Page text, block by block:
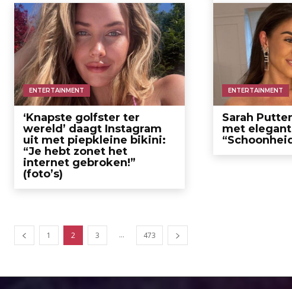
ENTERTAINMENT
‘Knapste golfster ter
wereld’ daagt Instagram
uit met piepkleine bikini:
“Je hebt zonet het
internet gebroken!”
(foto’s)
ENTERTAINMENT
Sarah
met
1 2 3 ... 473